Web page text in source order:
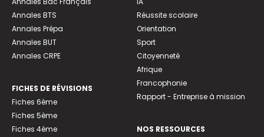
Annales BTS
Annales Prépa
Annales BUT
Annales CRPE
FICHES DE RÉVISIONS
Fiches 6ème
Fiches 5ème
Fiches 4ème
Réussite scolaire
Orientation
Sport
Citoyenneté
Afrique
Francophonie
Rapport - Entreprise à mission
NOS RESSOURCES